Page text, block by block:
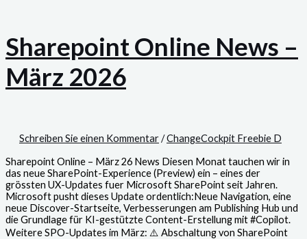
Sharepoint Online News –
März 2026
Schreiben Sie einen Kommentar/ChangeCockpit Freebie D
Sharepoint Online – März 26 News Diesen Monat tauchen wir in
das neue SharePoint-Experience (Preview) ein – eines der
grössten UX-Updates fuer Microsoft SharePoint seit Jahren.
Microsoft pusht dieses Update ordentlich:Neue Navigation, eine
neue Discover-Startseite, Verbesserungen am Publishing Hub und
die Grundlage für KI-gestützte Content-Erstellung mit #Copilot.
Weitere SPO-Updates im März: ⚠️ Abschaltung von SharePoint